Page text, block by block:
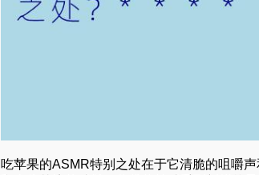
吃苹果的ASMR特别之处在于它清脆的咀嚼